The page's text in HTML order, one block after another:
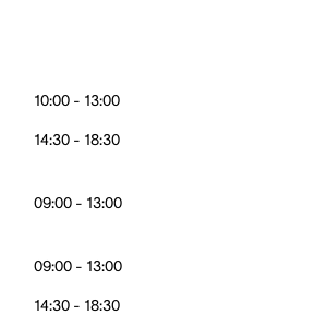
10:00 - 13:00
14:30 - 18:30
09:00 - 13:00
09:00 - 13:00
14:30 - 18:30